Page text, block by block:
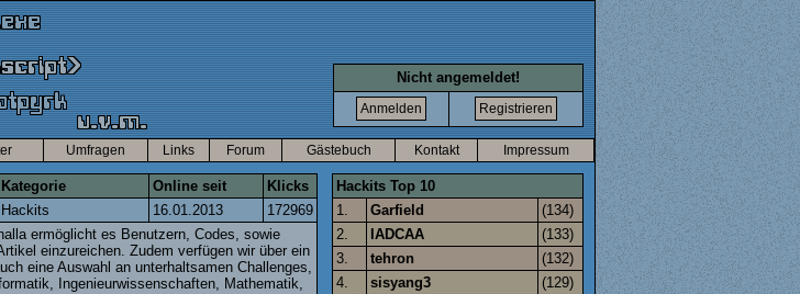
Nicht angemeldet!
Umfragen Links Forum Gästebuch Kontakt Impressum
Kategorie Online seit
Klicks
Hackits 16.01.2013
172969
ermöglicht es Benutzern, Codes, sowie
einzureichen. Zudem verfügen wir über ein
eine Auswahl an unterhaltsamen Challenges,
Ingenieurwissenschaften, Mathematik,
Hackits Top 10
1.
Garfield
(134)
2.
IADCAA
(133)
3.
tehron
(132)
4.
sisyang3
(129)